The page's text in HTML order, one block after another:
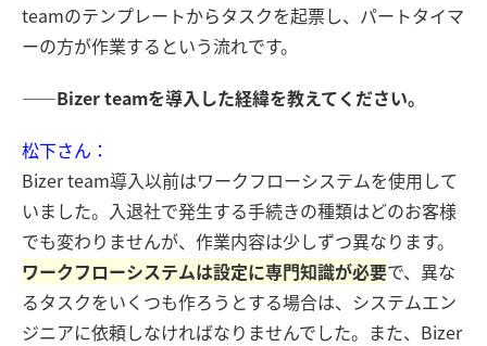
teamのテンプレートからタスクを起票し、パートタイマ
ーの方が作業するという流れです。
――Bizer teamを導入した経緯を教えてください。
松下さん：
Bizer team導入以前はワークフローシステムを使用して
いました。入退社で発生する手続きの種類はどのお客様
でも変わりませんが、作業内容は少しずつ異なります。
ワークフローシステムは設定に専門知識が必要で、異な
るタスクをいくつも作ろうとする場合は、システムエン
ジニアに依頼しなければなりませんでした。また、Bizer